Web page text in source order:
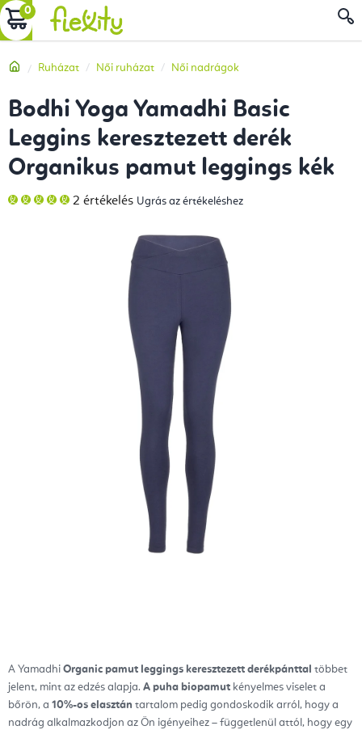
Ugrás
a
tartalomhoz
KOSÁR
Kezdőlap
Ruházat Női ruházat Női nadrágok
A Yamadhi Organic pamut leggings keresztezett derékpánttal többet
jelent, mint az edzés alapja. A puha biopamut kényelmes viselet a
bőrön, a 10%-os elasztán tartalom pedig gondoskodik arról, hogy a
nadrág alkalmazkodjon az Ön igényeihez – függetlenül attól, hogy egy
Bodhi Yoga Yamadhi Basic
Leggins keresztezett derék
Organikus pamut leggings kék
A
termék
2 értékelés Ugrás az értékeléshez